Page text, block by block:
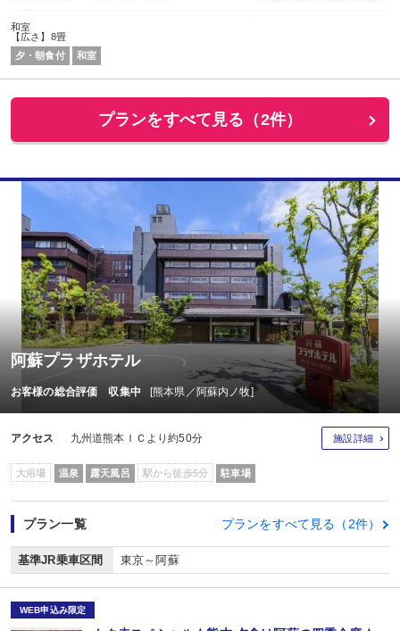
和室
【広さ】8畳
夕・朝食付
和室
プランをすべて見る（2件）
阿蘇プラザホテル
お客様の総合評価 収集中 [熊本県／阿蘇内ノ牧]
アクセス 九州道熊本ＩＣより約50分 施設詳細
大浴場 温泉 露天風呂 駅から徒歩5分 駐車場
プラン一覧 プランをすべて見る（2件）
基準JR乗車区間 東京～阿蘇
WEB申込み限定